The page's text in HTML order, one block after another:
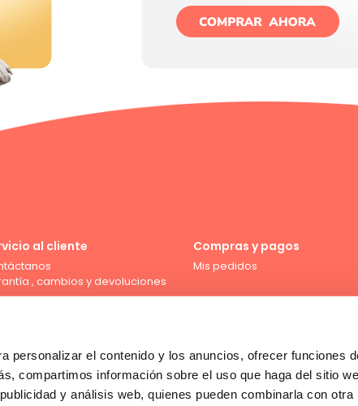
personalizar el contenido y los anuncios, ofrecer funciones
compartimos información sobre el uso que haga del sitio
y análisis web, quienes pueden combinarla con otra
al cliente
, cambios y devoluciones
Compras y pagos
Mis pedidos
tarjeta de crédito Compra